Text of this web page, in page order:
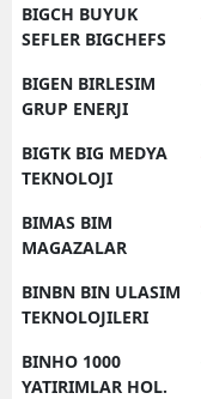
BIGCH BUYUK
SEFLER BIGCHEFS
BIGEN BIRLESIM
GRUP ENERJI
BIGTK BIG MEDYA
TEKNOLOJI
BIMAS BIM
MAGAZALAR
BINBN BIN ULASIM
TEKNOLOJILERI
BINHO 1000
YATIRIMLAR HOL.